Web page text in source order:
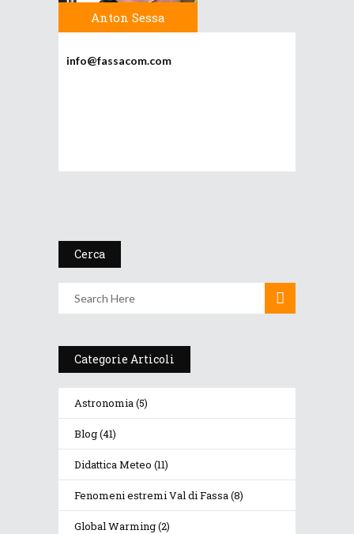
Anton Sessa
info@fassacom.com
Cerca
Categorie Articoli
Astronomia(5)
Blog(41)
Didattica Meteo (11)
Fenomeni estremi Val di Fassa(8)
Global Warming(2)